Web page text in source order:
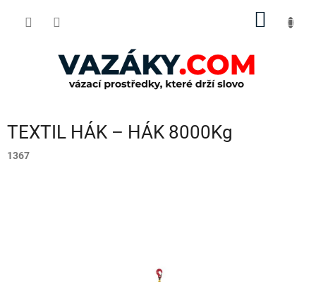
TEXTIL HÁK – HÁK 8000Kg
1367